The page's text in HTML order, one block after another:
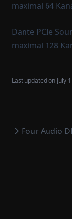
maximal 64
Dante PCIe
maximal 128
Last updated on July
Four Audio